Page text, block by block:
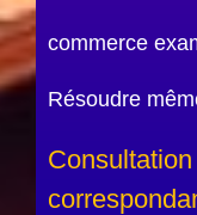
commerce
Résoudre